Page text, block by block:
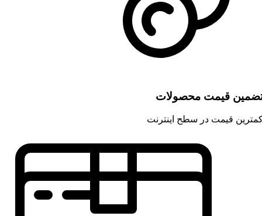
قیمت محصولات
قیمت در سطح اینترنت